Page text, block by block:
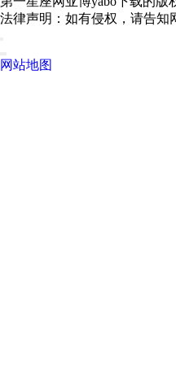
法律声明：如有侵权，请告知
网站地图